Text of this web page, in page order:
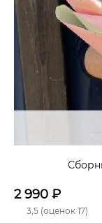
2 990 ₽
3,5 (оценок 17)